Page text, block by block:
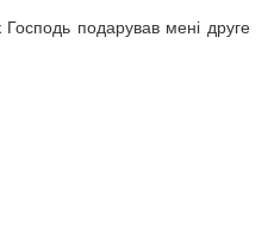
подарував мені друге